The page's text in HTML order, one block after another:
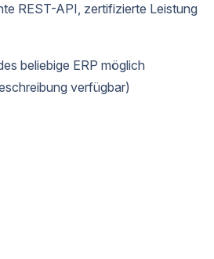
REST-API, zertifizierte Leistung
beliebige ERP möglich
verfügbar)